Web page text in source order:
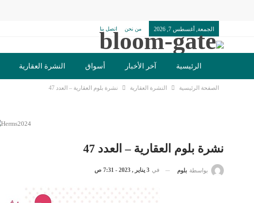
الجمعة, أغسطس 7, 2026 من نحن اتصل بنا
الرئيسية آخر الأخبار أسواق النشرة العقارية
تكنولوجيا وسيارات دولي مجتمع
الصفحة الرئيسية النشرة العقارية نشرة بلوم العقارية – العدد 47
نشرة بلوم العقارية – العدد 47
بواسطة بلوم في 3 يناير , 2023 - 7:31 ص